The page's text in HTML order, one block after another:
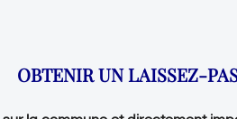
OBTENIR UN LAISSEZ-